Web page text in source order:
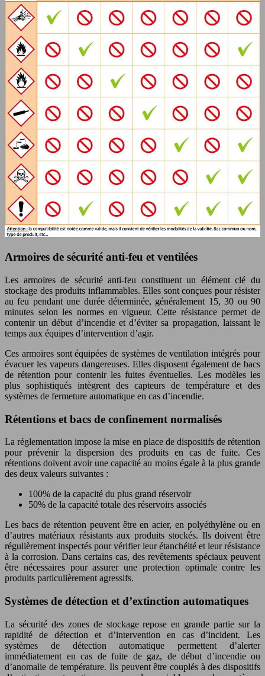
Armoires de sécurité anti-feu et ventilées
Les armoires de sécurité anti-feu constituent un élément clé du
stockage des produits inflammables. Elles sont conçues pour résister
au feu pendant une durée déterminée, généralement 15, 30 ou 90
minutes selon les normes en vigueur. Cette résistance permet de
contenir un début d’incendie et d’éviter sa propagation, laissant le
temps aux équipes d’intervention d’agir.
Ces armoires sont équipées de systèmes de ventilation intégrés pour
évacuer les vapeurs dangereuses. Elles disposent également de bacs
de rétention pour contenir les fuites éventuelles. Les modèles les
plus sophistiqués intègrent des capteurs de température et des
systèmes de fermeture automatique en cas d’incendie.
Rétentions et bacs de confinement normalisés
La réglementation impose la mise en place de dispositifs de rétention
pour prévenir la dispersion des produits en cas de fuite. Ces
rétentions doivent avoir une capacité au moins égale à la plus grande
des deux valeurs suivantes :
100% de la capacité du plus grand réservoir
50% de la capacité totale des réservoirs associés
Les bacs de rétention peuvent être en acier, en polyéthylène ou en
d’autres matériaux résistants aux produits stockés. Ils doivent être
régulièrement inspectés pour vérifier leur étanchéité et leur résistance
à la corrosion. Dans certains cas, des revêtements spéciaux peuvent
être nécessaires pour assurer une protection optimale contre les
produits particulièrement agressifs.
Systèmes de détection et d’extinction automatiques
La sécurité des zones de stockage repose en grande partie sur la
rapidité de détection et d’intervention en cas d’incident. Les
systèmes de détection automatique permettent d’alerter
immédiatement en cas de fuite de gaz, de début d’incendie ou
d’anomalie de température. Ils peuvent être couplés à des dispositifs